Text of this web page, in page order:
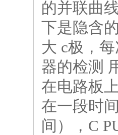
的并联曲
下是隐含
大 c极，
器的检测
在电路板
在一段时
间），C